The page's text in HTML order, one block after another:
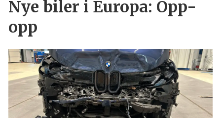
Nye biler i Europa: Opp-
opp